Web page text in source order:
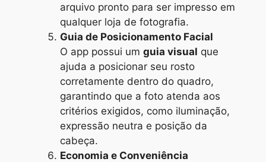
arquivo pronto para ser impresso em
qualquer loja de fotografia.
Guia de Posicionamento Facial
O app possui um guia visual que
ajuda a posicionar seu rosto
corretamente dentro do quadro,
garantindo que a foto atenda aos
critérios exigidos, como iluminação,
expressão neutra e posição da
cabeça.
Economia e Conveniência